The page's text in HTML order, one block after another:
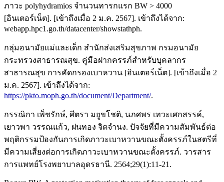
ภาวะ polyhydramios จำนวนทารกแรก BW > 4000
[อินเตอร์เน็ต]. [เข้าถึงเมื่อ 2 ม.ค. 2567]. เข้าถึงได้จาก:
webapp.hpc1.go.th/datacenter/showstathph.
กลุ่มอนามัยแม่และเด็ก สำนักส่งเสริมสุขภาพ กรมอนามัย
กระทรวงสาธารณสุข. คู่มือฝากครรภ์สำหรับบุคลากร
สาธารณสุข การคัดกรองเบาหวาน [อินเตอร์เน็ต]. [เข้าถึงเมื่อ 2
ม.ค. 2567]. เข้าถึงได้จาก:
https://pkto.moph.go.th/document/Department/.
กรรณิกา เพ็ชรักษ์, ศีตรา มยูขโชติ, นภศพร เทวะเศกสรรค์,
เยาวพา วรรณแก้ว, ฝนทอง จิตจำนง. ปัจจัยที่มีความสัมพันธ์ต่อ
พฤติกรรมป้องกันการเกิดภาวะเบาหวานขณะตั้งครรภ์ในสตรีที่
มีความเสี่ยงต่อการเกิดภาวะเบาหวานขณะตั้งครรภ์. วารสาร
การแพทย์โรงพยาบาลอุดรธานี. 2564;29(1):11-21.